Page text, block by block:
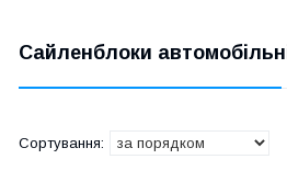
Сайленблоки